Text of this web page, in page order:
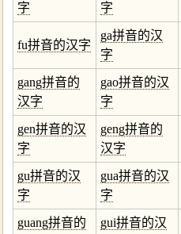
字
字
fu拼音的汉字
ga拼音的汉
字
gang拼音的
汉字
gao拼音的汉
字
gen拼音的汉
字
geng拼音的
汉字
gu拼音的汉
字
gua拼音的汉
字
guang拼音的
gui拼音的汉